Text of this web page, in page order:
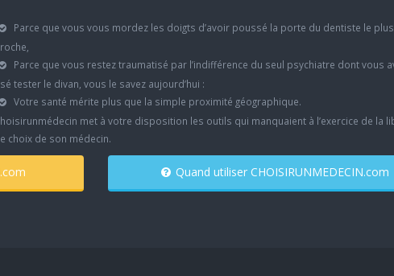
Parce que vous vous mordez les doigts d’avoir poussé la porte du dentiste le plus
Parce que vous restez traumatisé par l’indifférence du seul psychiatre dont vous
tester le divan, vous le savez aujourd’hui :
Votre santé mérite plus que la simple proximité géographique.
met à votre disposition les outils qui manquaient à l’exercice de la
choix de son médecin.
Quand utiliser CHOISIRUNMEDECIN.com